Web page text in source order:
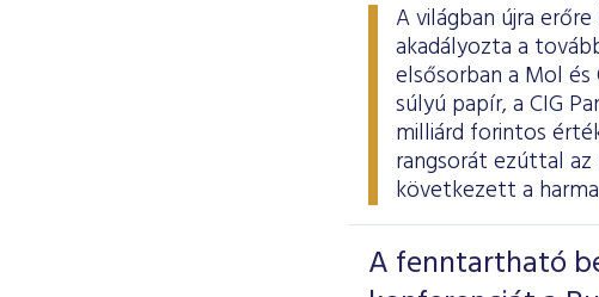
A világban újra
akadályozta a
elsősorban a Mol
súlyú papír, a CIG
milliárd forintos
rangsorát ezúttal
következett a
A fenntartható